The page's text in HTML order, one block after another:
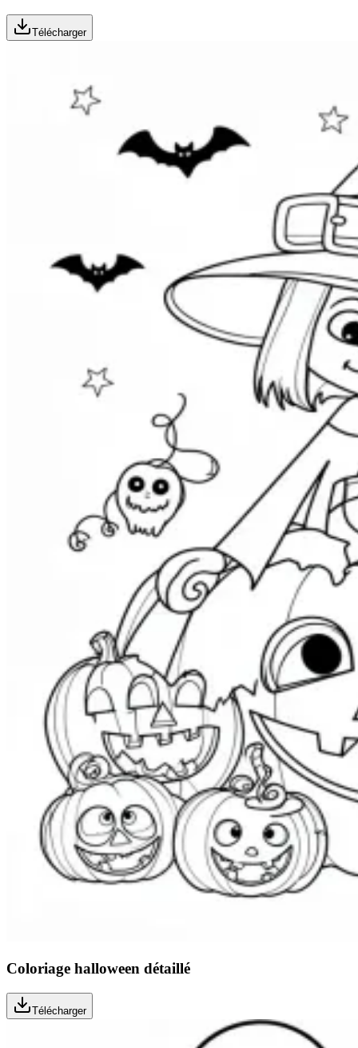
Télécharger
Coloriage halloween détaillé
Télécharger